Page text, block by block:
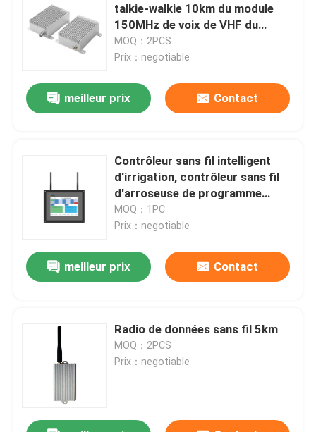
talkie-walkie 10km du module
150MHz de voix de VHF du
module 25W
MOQ：2PCS
Prix：negotiable
meilleur prix Contact
Contrôleur sans fil intelligent
d'irrigation, contrôleur sans fil
d'arroseuse de programme
d'irrigation
MOQ：1PC
Prix：negotiable
meilleur prix Contact
Radio de données sans fil 5km
MOQ：2PCS
Prix：negotiable